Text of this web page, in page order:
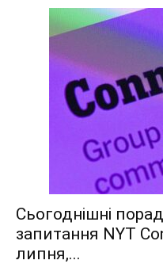
Сьогоднішні
запитання NYT
липня,...